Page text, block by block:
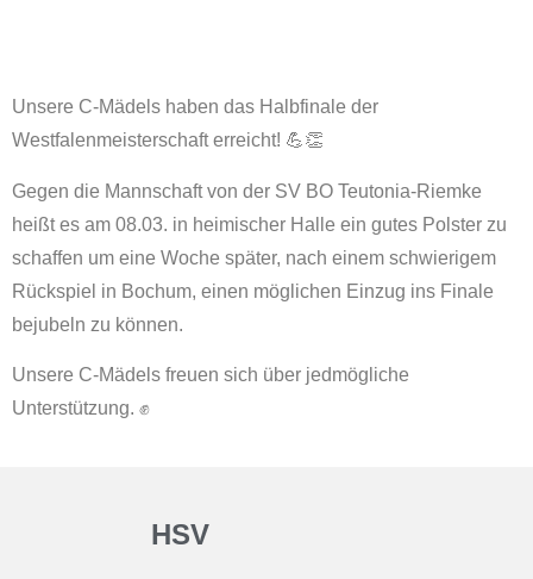
Unsere C-Mädels haben das Halbfinale der
Westfalenmeisterschaft erreicht! 💪👏
Gegen die Mannschaft von der SV BO Teutonia-Riemke
heißt es am 08.03. in heimischer Halle ein gutes Polster zu
schaffen um eine Woche später, nach einem schwierigem
Rückspiel in Bochum, einen möglichen Einzug ins Finale
bejubeln zu können.
Unsere C-Mädels freuen sich über jedmögliche
Unterstützung. ✊
HSV